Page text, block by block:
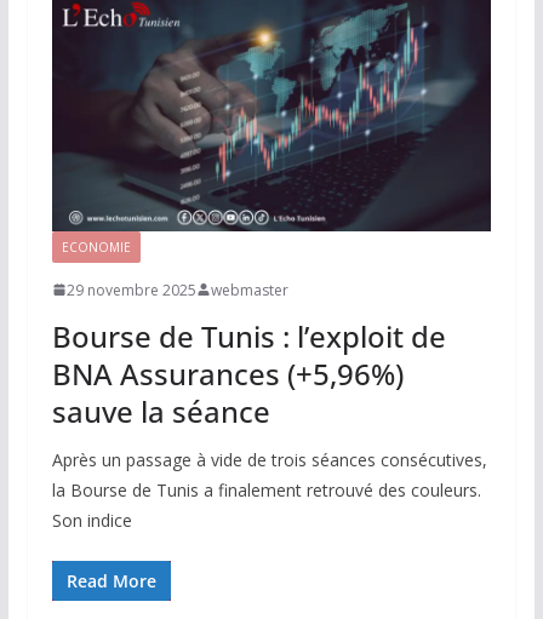
ECONOMIE
29 novembre 2025 webmaster
Bourse de Tunis : l’exploit de
BNA Assurances (+5,96%)
sauve la séance
Après un passage à vide de trois séances consécutives,
la Bourse de Tunis a finalement retrouvé des couleurs.
Son indice
Read More